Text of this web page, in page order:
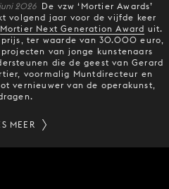
2026 De vzw ‘Mortier Awards’
volgend jaar voor de vijfde keer
Mortier Next Generation Award uit.
prijs, ter waarde van 30.000 euro,
van jonge kunstenaars
die de geest van Gerard
voormalig Muntdirecteur en
vernieuwer van de operakunst,
MEER